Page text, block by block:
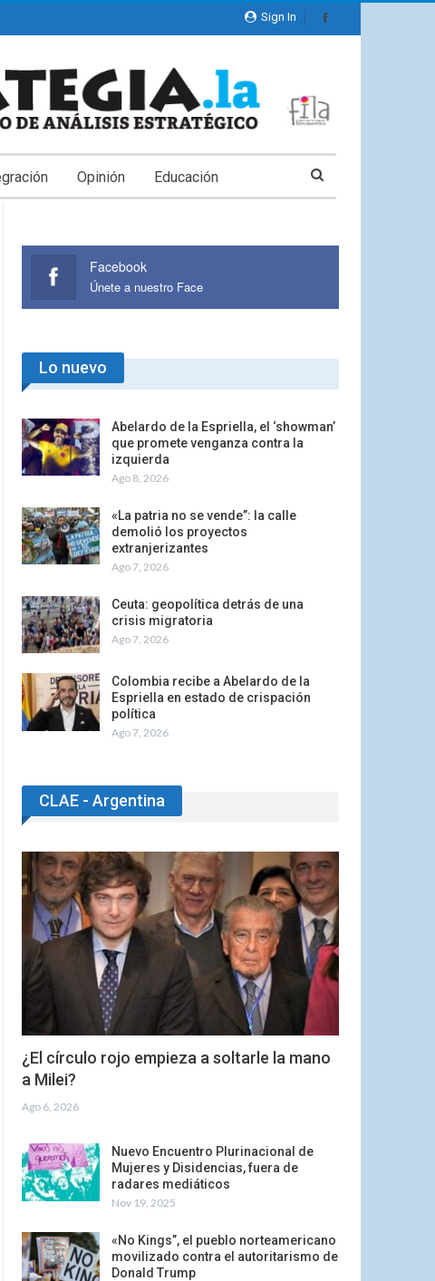
Sign In
Opinión Educación
Facebook
Únete a nuestro Face
Lo nuevo
Abelardo de la Espriella, el ‘showman’
que promete venganza contra la
izquierda
Ago 8, 2026
«La patria no se vende”: la calle
demolió los proyectos
extranjerizantes
Ago 7, 2026
Ceuta: geopolítica detrás de una
crisis migratoria
Ago 7, 2026
Colombia recibe a Abelardo de la
Espriella en estado de crispación
política
Ago 7, 2026
CLAE - Argentina
¿El círculo rojo empieza a soltarle la mano
a Milei?
Ago 6, 2026
Nuevo Encuentro Plurinacional de
Mujeres y Disidencias, fuera de
radares mediáticos
Nov 19, 2025
«No Kings”, el pueblo norteamericano
movilizado contra el autoritarismo de
Donald Trump